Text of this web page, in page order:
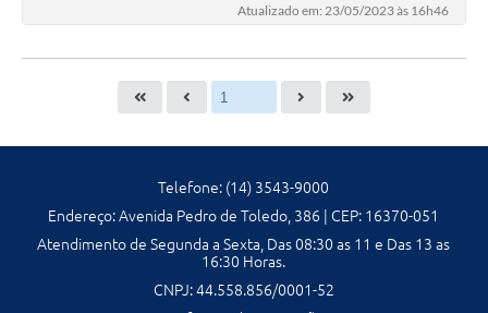
Atualizado em: 23/05/2023 às 16h46
Telefone: (14) 3543-9000
Endereço: Avenida Pedro de Toledo, 386 | CEP: 16370-051
Atendimento de Segunda a Sexta, Das 08:30 as 11 e Das 13 as
16:30 Horas.
CNPJ: 44.558.856/0001-52